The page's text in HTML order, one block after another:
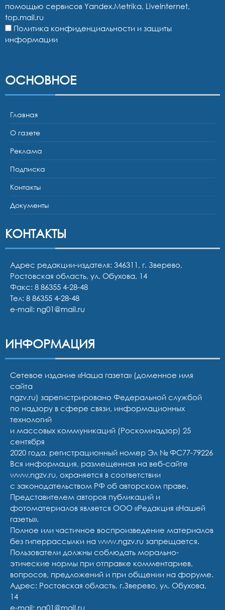
помощью сервисов Yandex.Metrika, LiveInternet,
top.mail.ru
Политика конфиденциальности и защиты
информации
ОСНОВНОЕ
Главная
О газете
Реклама
Подписка
Контакты
Документы
КОНТАКТЫ
Адрес редакции-издателя: 346311, г. Зверево,
Ростовская область, ул. Обухова, 14
Факс: 8 86355 4-28-48
Тел: 8 86355 4-28-48
e-mail: ng01@mail.ru
ИНФОРМАЦИЯ
Сетевое издание «Наша газета» (доменное имя
сайта
ngzv.ru) зарегистрировано Федеральной службой
по надзору в сфере связи, информационных
технологий
и массовых коммуникаций (Роскомнадзор) 25
сентября
2020 года, регистрационный номер Эл № ФС77-79226
Вся информация, размещенная на веб-сайте
www.ngzv.ru, охраняется в соответствии
с законодательством РФ об авторском праве.
Представителем авторов публикаций и
фотоматериалов является ООО «Редакция «Нашей
газеты».
Полное или частичное воспроизведение материалов
без гиперрассылки на www.ngzv.ru запрещается.
Пользователи должны соблюдать морально-
этические нормы при отправке комментариев,
вопросов, предложений и при общении на форуме.
Адрес: Ростовская область, г.Зверево, ул. Обухова,
14
e-mail: ng01@mail.ru